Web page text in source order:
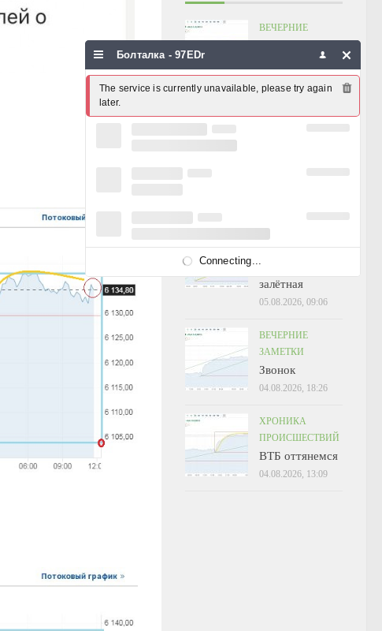
ВЕЧЕРНИЕ
Четверг уже
чернеется
ЗАМЕТКИ
Крутизна
залётная
05.08.2026, 09:06
ВЕЧЕРНИЕ
ЗАМЕТКИ
Звонок
04.08.2026, 18:26
ХРОНИКА
ПРОИСШЕСТВИЙ
ВТБ оттянемся
04.08.2026, 13:09
Болталка - 97EDr
The service is currently unavailable, please try again
later.
Connecting...